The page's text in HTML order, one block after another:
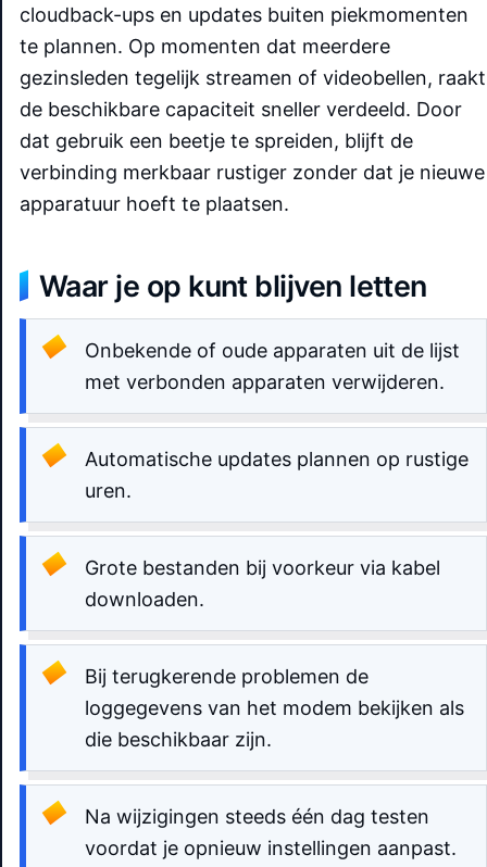
cloudback-ups en updates buiten piekmomenten
te plannen. Op momenten dat meerdere
gezinsleden tegelijk streamen of videobellen, raakt
de beschikbare capaciteit sneller verdeeld. Door
dat gebruik een beetje te spreiden, blijft de
verbinding merkbaar rustiger zonder dat je nieuwe
apparatuur hoeft te plaatsen.
Waar je op kunt blijven letten
Onbekende of oude apparaten uit de lijst
met verbonden apparaten verwijderen.
Automatische updates plannen op rustige
uren.
Grote bestanden bij voorkeur via kabel
downloaden.
Bij terugkerende problemen de
loggegevens van het modem bekijken als
die beschikbaar zijn.
Na wijzigingen steeds één dag testen
voordat je opnieuw instellingen aanpast.